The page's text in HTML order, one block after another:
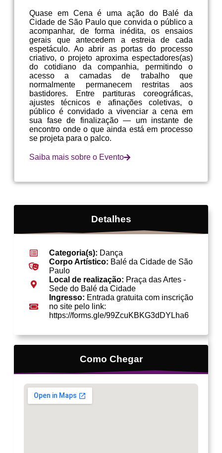
Quase em Cena é uma ação do Balé da
Cidade de São Paulo que convida o público a
acompanhar, de forma inédita, os ensaios
gerais que antecedem a estreia de cada
espetáculo. Ao abrir as portas do processo
criativo, o projeto aproxima espectadores(as)
do cotidiano da companhia, permitindo o
acesso a camadas de trabalho que
normalmente permanecem restritas aos
bastidores. Entre partituras coreográficas,
ajustes técnicos e afinações coletivas, o
público é convidado a vivenciar a cena em
sua fase de finalização — um instante de
encontro onde o que ainda está em processo
se projeta para o palco.
Saiba mais sobre o Evento
Detalhes
Categoria(s): Dança
Corpo Artístico: Balé da Cidade de São
Paulo
Local de realização: Praça das Artes -
Sede do Balé da Cidade
Ingresso: Entrada gratuita com inscrição
no site pelo link:
https://forms.gle/99ZcuKBKG3dDYLha6
Como Chegar